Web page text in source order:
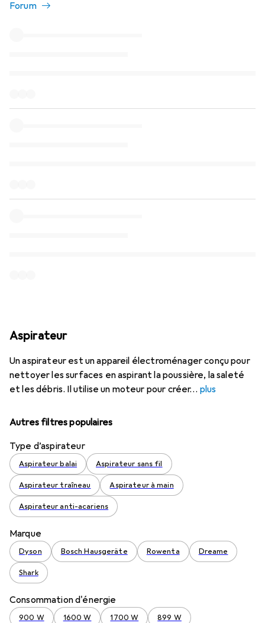
Forum
Aspirateur
Un aspirateur est un appareil électroménager conçu pour
nettoyer les surfaces en aspirant la poussière, la saleté
et les débris. Il utilise un moteur pour créer
plus
Autres filtres populaires
Type d’aspirateur
Aspirateur balai Aspirateur sans fil
Aspirateur traîneau Aspirateur à main
Aspirateur anti-acariens
Marque
Dyson Bosch Hausgeräte Rowenta Dreame
Shark
Consommation d'énergie
900 W 1600 W 1700 W 899 W